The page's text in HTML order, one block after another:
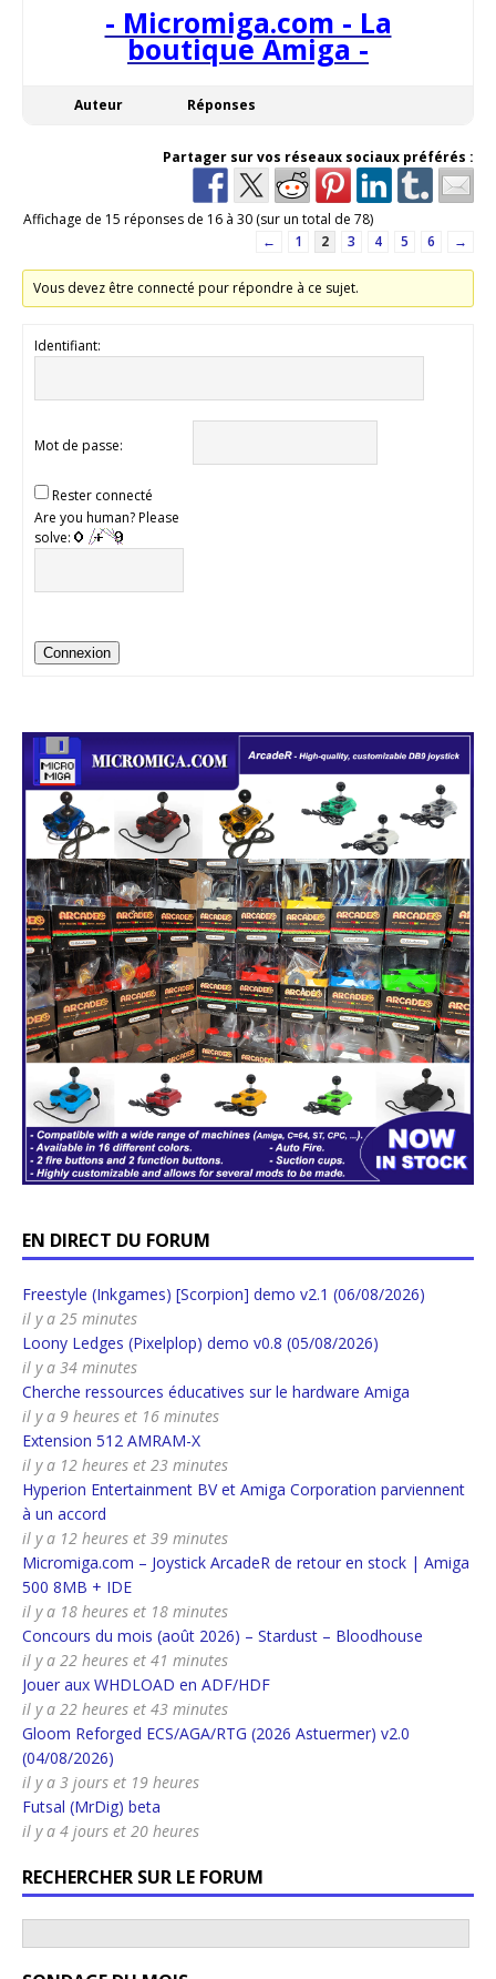
- Micromiga.com - La
boutique Amiga -
Auteur Réponses
Partager sur vos réseaux sociaux préférés :
Affichage de 15 réponses de 16 à 30 (sur un total de 78)
←
1 2 3 4 5 6 →
Vous devez être connecté pour répondre à ce sujet.
Identifiant:
Mot de passe:
Rester connecté
Are you human? Please
solve:
Connexion
EN DIRECT DU FORUM
Freestyle (Inkgames) [Scorpion] demo v2.1 (06/08/2026)
il y a 25 minutes
Loony Ledges (Pixelplop) demo v0.8 (05/08/2026)
il y a 34 minutes
Cherche ressources éducatives sur le hardware Amiga
il y a 9 heures et 16 minutes
Extension 512 AMRAM-X
il y a 12 heures et 23 minutes
Hyperion Entertainment BV et Amiga Corporation parviennent
à un accord
il y a 12 heures et 39 minutes
Micromiga.com – Joystick ArcadeR de retour en stock | Amiga
500 8MB + IDE
il y a 18 heures et 18 minutes
Concours du mois (août 2026) – Stardust – Bloodhouse
il y a 22 heures et 41 minutes
Jouer aux WHDLOAD en ADF/HDF
il y a 22 heures et 43 minutes
Gloom Reforged ECS/AGA/RTG (2026 Astuermer) v2.0
(04/08/2026)
il y a 3 jours et 19 heures
Futsal (MrDig) beta
il y a 4 jours et 20 heures
RECHERCHER SUR LE FORUM